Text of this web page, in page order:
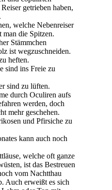
getrieben haben,
welche Nebenreiser
man die Spitzen.
Stämmchen
ist wegzuschneiden.
heften.
sind ins Freie zu
sind zu lüften.
durch Oculiren aufs
werden, doch
mehr geschehen.
und Pfirsiche zu
kann auch noch
welche oft ganze
ist das Bestreuen
vom Nachtthau
Auch erweißt es sich